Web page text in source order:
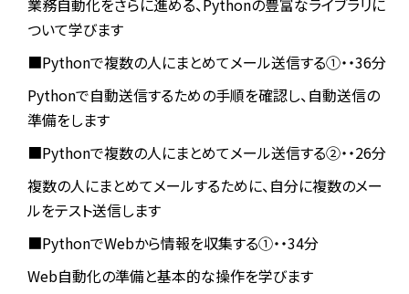
業務自動化をさらに進める、Pythonの豊富なライブラリに
ついて学びます
■Pythonで複数の人にまとめてメール送信する①・・36分
Pythonで自動送信するための手順を確認し、自動送信の
準備をします
■Pythonで複数の人にまとめてメール送信する②・・26分
複数の人にまとめてメールするために、自分に複数のメー
ルをテスト送信します
■PythonでWebから情報を収集する①・・34分
Web自動化の準備と基本的な操作を学びます